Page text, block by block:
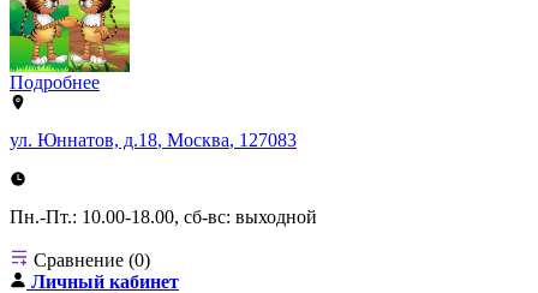
Подробнее
ул. Юннатов, д.18, Москва, 127083
Пн.-Пт.: 10.00-18.00, сб-вс: выходной
Сравнение (0)
Личный кабинет